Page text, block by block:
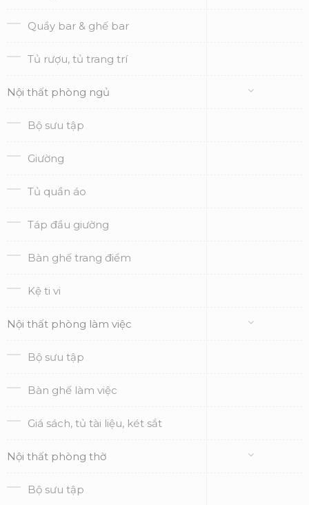
Quầy bar & ghế bar
Tủ rượu, tủ trang trí
Nội thất phòng ngủ
Bộ sưu tập
Giường
Tủ quần áo
Táp đầu giường
Bàn ghế trang điểm
Kệ ti vi
Nội thất phòng làm việc
Bộ sưu tập
Bàn ghế làm việc
Giá sách, tủ tài liệu, két sắt
Nội thất phòng thờ
Bộ sưu tập